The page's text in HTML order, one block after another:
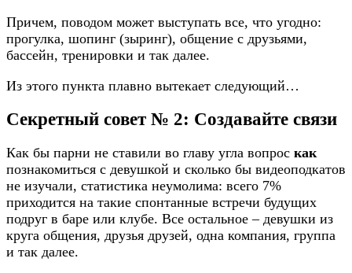
Причем, поводом может выступать все, что угодно:
прогулка, шопинг (зыринг), общение с друзьями,
бассейн, тренировки и так далее.
Из этого пункта плавно вытекает следующий…
Секретный совет № 2: Создавайте связи
Как бы парни не ставили во главу угла вопрос как
познакомиться с девушкой и сколько бы видеоподкатов
не изучали, статистика неумолима: всего 7%
приходится на такие спонтанные встречи будущих
подруг в баре или клубе. Все остальное – девушки из
круга общения, друзья друзей, одна компания, группа
и так далее.